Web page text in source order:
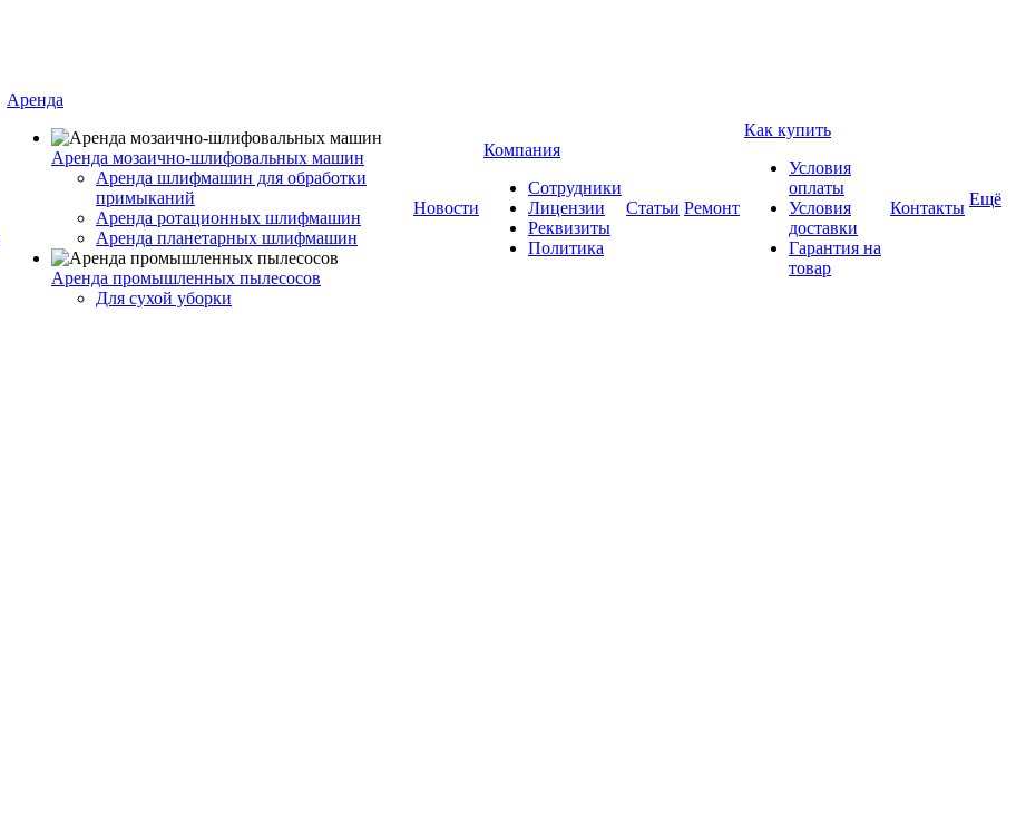
Аренда
Аренда мозаично-шлифовальных машин
Аренда шлифмашин для обработки
примыканий
Аренда ротационных шлифмашин
Аренда планетарных шлифмашин
Аренда промышленных пылесосов
Для сухой уборки
Новости
Компания
Сотрудники
Лицензии
Реквизиты
Политика
Статьи Ремонт
Как купить
Условия
оплаты
Условия
доставки
Гарантия на
товар
Контакты Ещё